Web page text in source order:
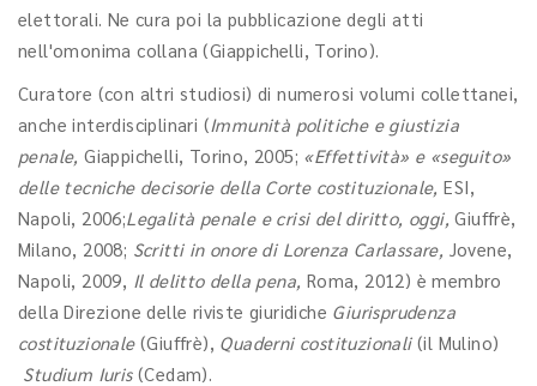
elettorali. Ne cura poi la pubblicazione degli atti
nell'omonima collana (Giappichelli, Torino).
Curatore (con altri studiosi) di numerosi volumi collettanei,
anche interdisciplinari (Immunità politiche e giustizia
penale,Giappichelli, Torino, 2005; «Effettività» e «seguito»
delle tecniche decisorie della Corte costituzionale, ESI,
Napoli, 2006;Legalità penale e crisi del diritto, oggi,Giuffrè,
Milano, 2008; Scritti in onore di Lorenza Carlassare, Jovene,
Napoli, 2009, Il delitto della pena, Roma, 2012) è membro
della Direzione delle riviste giuridiche Giurisprudenza
costituzionale(Giuffrè), Quaderni costituzionali(il Mulino)
Studium Iuris(Cedam).